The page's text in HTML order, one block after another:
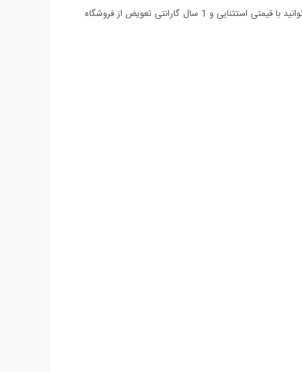
نور کم و چشمک زن یا حالت خطر می باشد. همچنین این محصول دارای 2 شارژر برق شهری و فندکی اتومبیل می باشد. این محصول را هم اکنون می توانید با قیمتی استثنایی و 1 سال گارانتی تعویض از فروشگاه